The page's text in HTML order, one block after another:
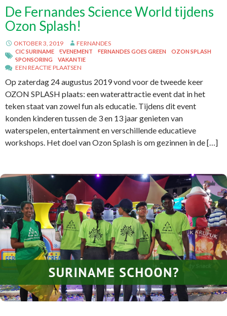
De Fernandes Science World tijdens
Ozon Splash!
OKTOBER 3, 2019 FERNANDES
CIC SURINAME EVENEMENT FERNANDES GOES GREEN
OZON SPLASH
SPONSORING
VAKANTIE
EEN REACTIE PLAATSEN
Op zaterdag 24 augustus 2019 vond voor de tweede keer
OZON SPLASH plaats: een waterattractie event dat in het
teken staat van zowel fun als educatie. Tijdens dit event
konden kinderen tussen de 3 en 13 jaar genieten van
waterspelen, entertainment en verschillende educatieve
workshops. Het doel van Ozon Splash is om gezinnen in de […]